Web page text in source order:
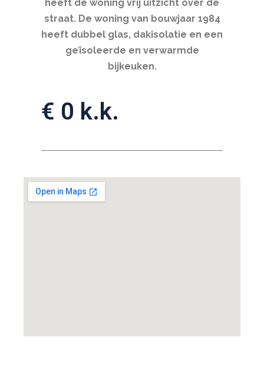
heeft de woning vrij uitzicht over de
straat. De woning van bouwjaar 1984
heeft dubbel glas, dakisolatie en een
geïsoleerde en verwarmde
bijkeuken.
€ 0 k.k.